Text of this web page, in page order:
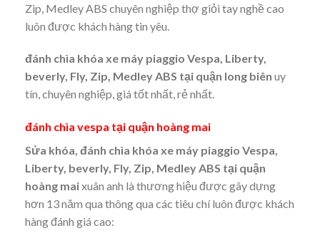
Zip, Medley ABS chuyên nghiệp thợ giỏi tay nghề cao
luôn được khách hàng tin yêu.
đánh chìa khóa xe máy piaggio Vespa, Liberty,
beverly, Fly, Zip, Medley ABS tại quận long biên uy
tín, chuyên nghiệp, giá tốt nhất, rẻ nhất.
đánh chìa vespa tại quận hoàng mai
Sửa khóa, đánh chìa khóa xe máy piaggio Vespa,
Liberty, beverly, Fly, Zip, Medley ABS tại quận
hoàng maixuân anh là thương hiệu được gây dựng
hơn 13 năm qua thông qua các tiêu chí luôn được khách
hàng đánh giá cao: